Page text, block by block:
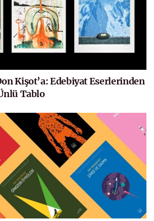
Kişot’a: Edebiyat Eserlerinden
Tablo